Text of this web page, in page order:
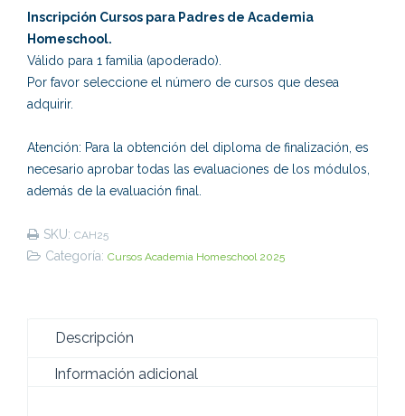
hasta
Academia
Homeschool
2025
cantidad
Inscripción Cursos para Padres de Academia
Homeschool.
Válido para 1 familia (apoderado).
Por favor seleccione el número de cursos que desea
adquirir.
Atención: Para la obtención del diploma de finalización, es
necesario aprobar todas las evaluaciones de los módulos,
además de la evaluación final.
SKU: CAH25
Categoría: Cursos Academia Homeschool 2025
Descripción
Información adicional